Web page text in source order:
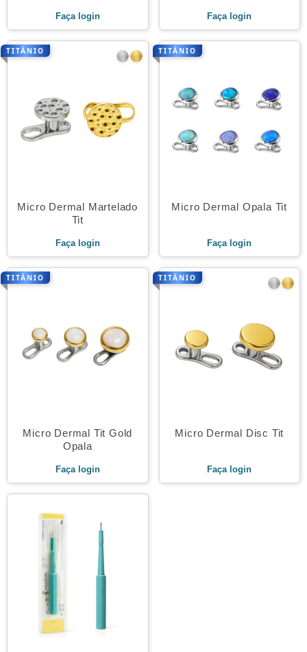
Faça login Faça login
TITÂNIO
Micro Dermal Martelado
Tit
Faça login
TITÂNIO
Micro Dermal Opala Tit
Faça login
TITÂNIO
Micro Dermal Tit Gold
Opala
Faça login
TITÂNIO
Micro Dermal Disc Tit
Faça login